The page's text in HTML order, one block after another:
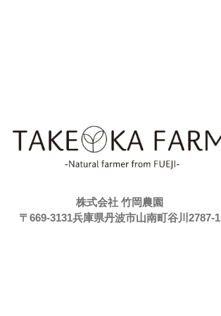
株式会社 竹岡農園
〒669-3131兵庫県丹波市山南町谷川2787-1